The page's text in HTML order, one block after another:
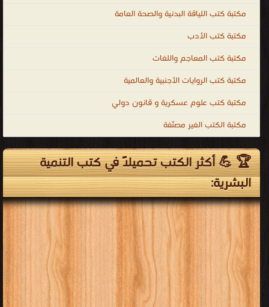
مكتبة كتب اللياقة البدنية والصحة العامة
مكتبة كتب الأدب
مكتبة كتب المعاجم واللغات
مكتبة كتب الروايات الأجنبية والعالمية
مكتبة كتب علوم عسكرية و قانون دولي
مكتبة الكتب الغير مصنّفة
🏆 💪 أكثر الكتب تحميلاً في كتب التنمية
البشرية: